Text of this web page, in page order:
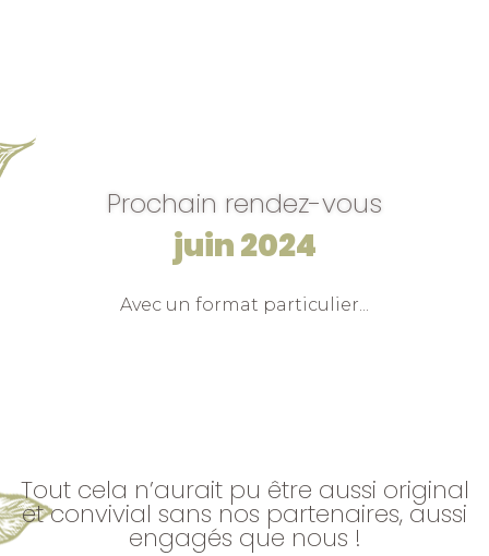
Prochain rendez-vous
juin 2024
Avec un format particulier...
Tout cela n’aurait pu être aussi original
et convivial sans nos partenaires, aussi
engagés que nous !​